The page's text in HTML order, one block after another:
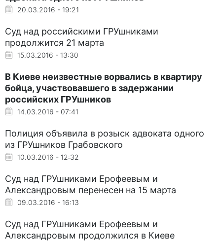
20.03.2016 - 19:21
Суд над российскими ГРУшниками
продолжится 21 марта
15.03.2016 - 13:30
В Киеве неизвестные ворвались в квартиру
бойца, участвовавшего в задержании
российских ГРУшников
14.03.2016 - 07:41
Полиция объявила в розыск адвоката одного
из ГРУшников Грабовского
10.03.2016 - 12:32
Суд над ГРУшниками Ерофеевым и
Александровым перенесен на 15 марта
09.03.2016 - 16:13
Суд над ГРУшниками Ерофеевым и
Александровым продолжился в Киеве